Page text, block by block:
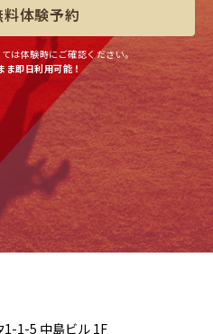
体験予約
は体験時にご確認ください。
ま即日利用可能！
1-1-5 中島ビル 1F